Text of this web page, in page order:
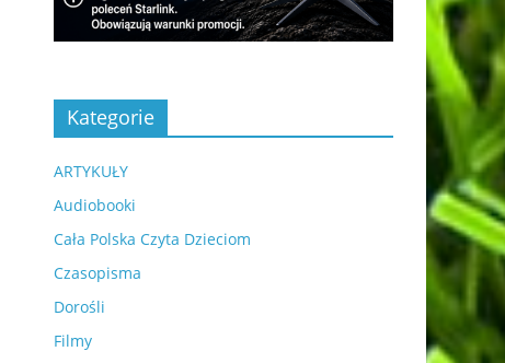
Kategorie
ARTYKUŁY
Audiobooki
Cała Polska Czyta Dzieciom
Czasopisma
Dorośli
Filmy